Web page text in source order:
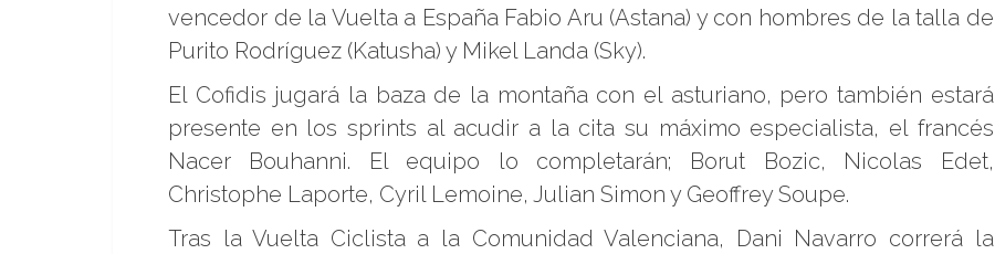
vencedor de la Vuelta a España Fabio Aru (Astana) y con hombres de la talla de
Purito Rodríguez (Katusha) y Mikel Landa (Sky).
El Cofidis jugará la baza de la montaña con el asturiano, pero también estará
presente en los sprints al acudir a la cita su máximo especialista, el francés
Nacer Bouhanni. El equipo lo completarán; Borut Bozic, Nicolas Edet,
Christophe Laporte, Cyril Lemoine, Julian Simon y Geoffrey Soupe.
Tras la Vuelta Ciclista a la Comunidad Valenciana, Dani Navarro correrá la